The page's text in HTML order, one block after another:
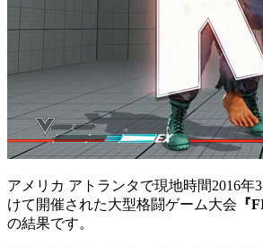
アメリカ アトランタで現地時間2016年
けて開催された大型格闘ゲーム大会 『
の結果です。